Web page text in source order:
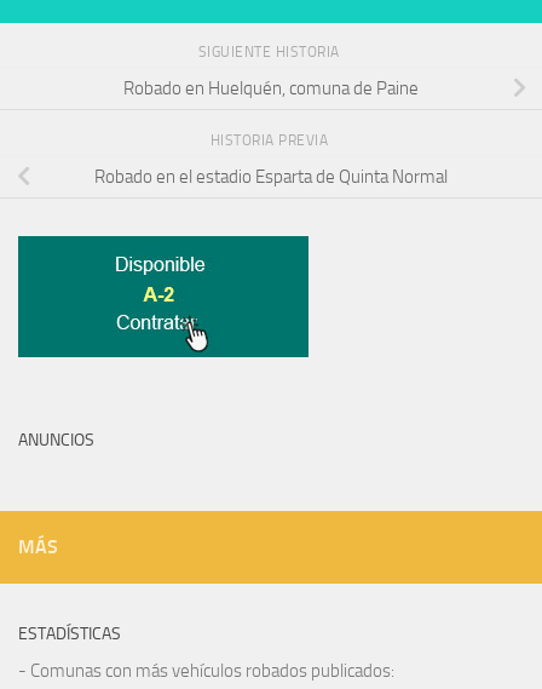
SIGUIENTE HISTORIA
Robado en Huelquén, comuna de Paine
HISTORIA PREVIA
Robado en el estadio Esparta de Quinta Normal
ANUNCIOS
MÁS
ESTADÍSTICAS
- Comunas con más vehículos robados publicados: